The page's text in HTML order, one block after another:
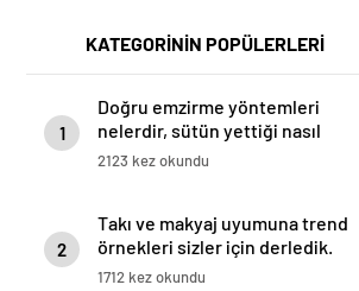
KATEGORİNİN POPÜLERLERİ
1
Doğru emzirme yöntemleri
nelerdir, sütün yettiği nasıl
anlaşılır?
2123 kez okundu
2
Takı ve makyaj uyumuna trend
örnekleri sizler için derledik.
1712 kez okundu